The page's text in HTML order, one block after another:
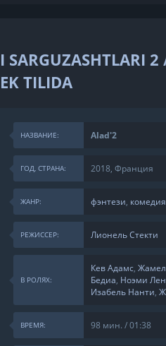
TILIDA
НАЗВАНИЕ: Alad'2
ГОД, СТРАНА: 2018, Франция
ЖАНР: фэнтези, комедия
РЕЖИССЕР: Лионель Стекти
В РОЛЯХ:
Кев Адамс,
Бедиа, Ноэми
Изабель Нанти,
ВРЕМЯ: 98 мин. / 01:38